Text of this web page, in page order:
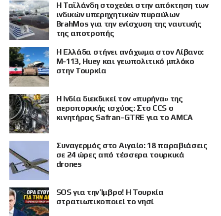
Η Ταϊλάνδη στοχεύει στην απόκτηση των
ινδικών υπερηχητικών πυραύλων
BrahMos για την ενίσχυση της ναυτικής
της αποτροπής
Η Ελλάδα στήνει ανάχωμα στον Λίβανο:
M-113, Huey και γεωπολιτικό μπλόκο
στην Τουρκία
Η Ινδία διεκδικεί τον «πυρήνα» της
αεροπορικής ισχύος: Στο CCS ο
κινητήρας Safran–GTRE για το AMCA
Συναγερμός στο Αιγαίο: 18 παραβιάσεις
σε 24 ώρες από τέσσερα τουρκικά
drones
SOS για την Ίμβρο! Η Τουρκία
στρατιωτικοποιεί το νησί